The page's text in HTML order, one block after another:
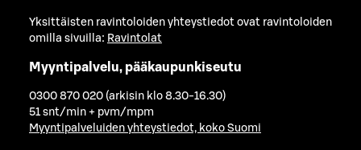
Yksittäisten ravintoloiden yhteystiedot ovat ravintoloiden
omilla sivuilla: Ravintolat
Myyntipalvelu, pääkaupunkiseutu
0300 870 020 (arkisin klo 8.30-16.30)
51 snt/min + pvm/mpm
Myyntipalveluiden yhteystiedot, koko Suomi